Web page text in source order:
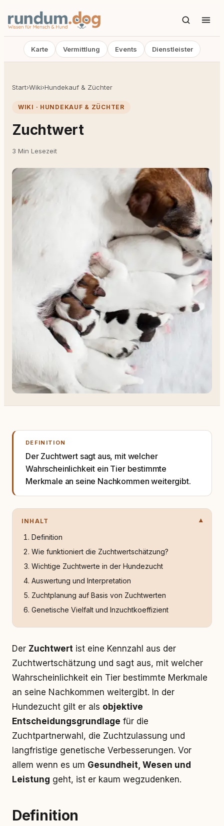
Karte Vermittlung Events Dienstleister
Start›Wiki›Hundekauf & Züchter
WIKI · HUNDEKAUF & ZÜCHTER
Zuchtwert
3 Min Lesezeit
DEFINITION
Der Zuchtwert sagt aus, mit welcher
Wahrscheinlichkeit ein Tier bestimmte
Merkmale an seine Nachkommen weitergibt.
INHALT
Definition
Wie funktioniert die Zuchtwertschätzung?
Wichtige Zuchtwerte in der Hundezucht
Auswertung und Interpretation
Zuchtplanung auf Basis von Zuchtwerten
Genetische Vielfalt und Inzuchtkoeffizient
Der Zuchtwert ist eine Kennzahl aus der
Zuchtwertschätzung und sagt aus, mit welcher
Wahrscheinlichkeit ein Tier bestimmte Merkmale
an seine Nachkommen weitergibt. In der
Hundezucht gilt er als objektive
Entscheidungsgrundlage für die
Zuchtpartnerwahl, die Zuchtzulassung und
langfristige genetische Verbesserungen. Vor
allem wenn es um Gesundheit, Wesen und
Leistung geht, ist er kaum wegzudenken.
Definition